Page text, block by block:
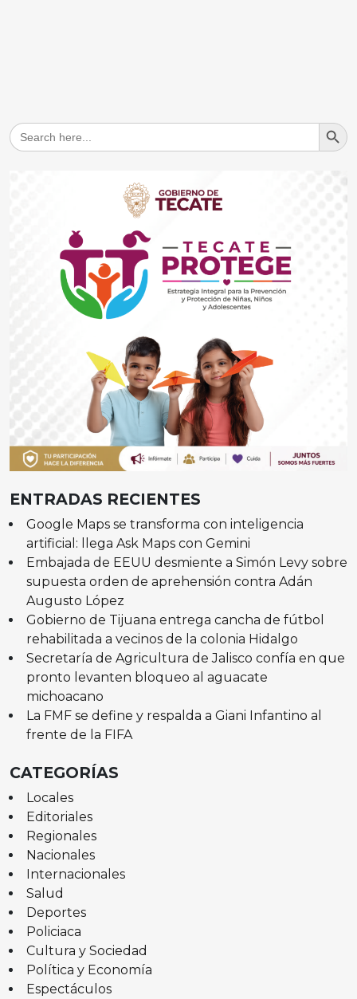
Search
for:
Search
ENTRADAS RECIENTES
Google Maps se transforma con inteligencia
artificial: llega Ask Maps con Gemini
Embajada de EEUU desmiente a Simón Levy sobre
supuesta orden de aprehensión contra Adán
Augusto López
Gobierno de Tijuana entrega cancha de fútbol
rehabilitada a vecinos de la colonia Hidalgo
Secretaría de Agricultura de Jalisco confía en que
pronto levanten bloqueo al aguacate
michoacano
La FMF se define y respalda a Giani Infantino al
frente de la FIFA
CATEGORÍAS
Locales
Editoriales
Regionales
Nacionales
Internacionales
Salud
Deportes
Policiaca
Cultura y Sociedad
Política y Economía
Espectáculos